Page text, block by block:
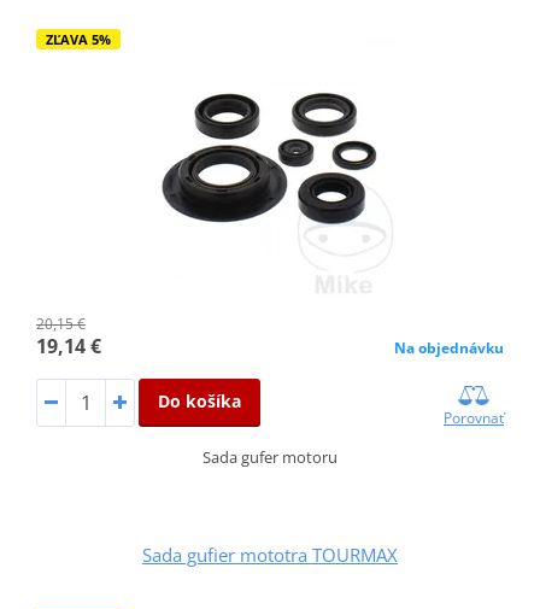
ZĽAVA 5%
20,15 €
19,14 € Na objednávku
Do košíka
Porovnať
Sada gufer motoru
Sada gufier mototra TOURMAX